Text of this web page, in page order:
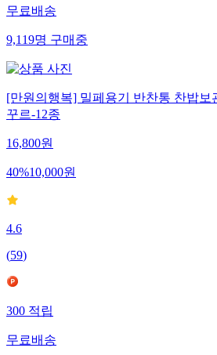
무료배송
9,119명구매중
[만원의행복] 밀페용기 반찬통 찬밥보
꾸르-12종
16,800원
40%10,000원
4.6
(59)
300적립
무료배송